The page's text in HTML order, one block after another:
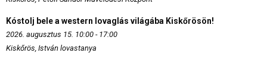
Kóstolj bele a western lovaglás világába Kiskőrösön!
2026. augusztus 15. 10:00 - 17:00
Kiskőrös, István lovastanya